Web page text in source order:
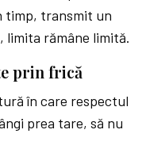
timp, transmit un
limita rămâne limită.
prin frică
în care respectul
prea tare, să nu